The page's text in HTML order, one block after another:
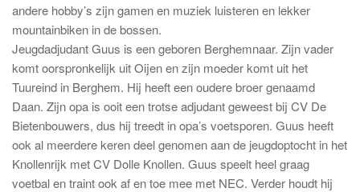
andere hobby’s zijn gamen en muziek luisteren en lekker
mountainbiken in de bossen.
Jeugdadjudant Guus is een geboren Berghemnaar. Zijn vader
komt oorspronkelijk uit Oijen en zijn moeder komt uit het
Tuureind in Berghem. Hij heeft een oudere broer genaamd
Daan. Zijn opa is ooit een trotse adjudant geweest bij CV De
Bietenbouwers, dus hij treedt in opa’s voetsporen. Guus heeft
ook al meerdere keren deel genomen aan de jeugdoptocht in het
Knollenrijk met CV Dolle Knollen. Guus speelt heel graag
voetbal en traint ook af en toe mee met NEC. Verder houdt hij